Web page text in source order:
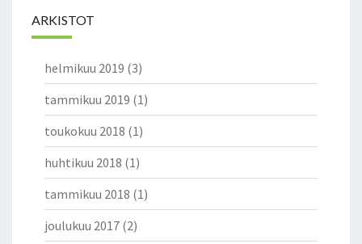
ARKISTOT
helmikuu 2019 (3)
tammikuu 2019 (1)
toukokuu 2018 (1)
huhtikuu 2018 (1)
tammikuu 2018 (1)
joulukuu 2017 (2)